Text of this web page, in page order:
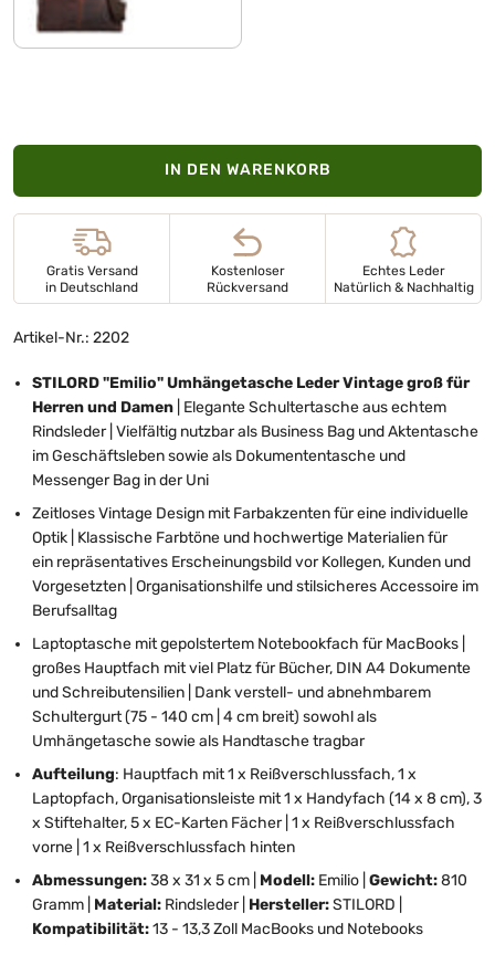
IN DEN WARENKORB
Gratis Versand
in Deutschland
Kostenloser
Rückversand
Echtes Leder
Natürlich & Nachhaltig
Artikel-Nr.: 2202
STILORD "Emilio" Umhängetasche Leder Vintage groß für
Herren und Damen | Elegante Schultertasche aus echtem
Rindsleder | Vielfältig nutzbar als Business Bag und Aktentasche
im Geschäftsleben sowie als Dokumententasche und
Messenger Bag in der Uni
Zeitloses Vintage Design mit Farbakzenten für eine individuelle
Optik | Klassische Farbtöne und hochwertige Materialien für
ein repräsentatives Erscheinungsbild vor Kollegen, Kunden und
Vorgesetzten | Organisationshilfe und stilsicheres Accessoire im
Berufsalltag
Laptoptasche mit gepolstertem Notebookfach für MacBooks |
großes Hauptfach mit viel Platz für Bücher, DIN A4 Dokumente
und Schreibutensilien | Dank verstell- und abnehmbarem
Schultergurt (75 - 140 cm | 4 cm breit) sowohl als
Umhängetasche sowie als Handtasche tragbar
Aufteilung: Hauptfach mit 1 x Reißverschlussfach, 1 x
Laptopfach, Organisationsleiste mit 1 x Handyfach (14 x 8 cm), 3
x Stiftehalter, 5 x EC-Karten Fächer | 1 x Reißverschlussfach
vorne | 1 x Reißverschlussfach hinten
Abmessungen:38 x 31 x 5 cm | Modell: Emilio | Gewicht:810
Gramm | Material: Rindsleder | Hersteller:STILORD |
Kompatibilität:13 - 13,3 Zoll MacBooks und Notebooks